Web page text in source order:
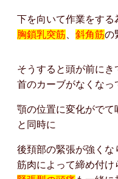
下を向いて作業をする
胸鎖乳突筋
斜角筋の
そうすると頭が前にき
首のカーブがなくなっ
顎の位置に変化がでて
と同時に
後頚部の緊張が強くな
筋肉によって締め付け